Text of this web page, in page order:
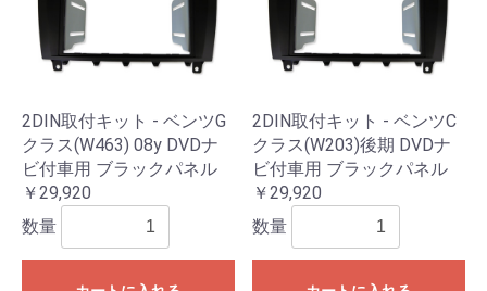
2DIN取付キット - ベンツG
クラス(W463) 08y DVDナ
ビ付車用 ブラックパネル
￥29,920
数量
2DIN取付キット - ベンツC
クラス(W203)後期 DVDナ
ビ付車用 ブラックパネル
￥29,920
数量